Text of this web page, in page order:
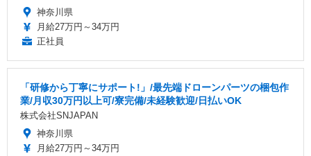
神奈川県
月給27万円～34万円
正社員
「研修から丁寧にサポート!」/最先端ドローンパーツの梱包作
業/月収30万円以上可/寮完備/未経験歓迎/日払いOK
株式会社SNJAPAN
神奈川県
月給27万円～34万円